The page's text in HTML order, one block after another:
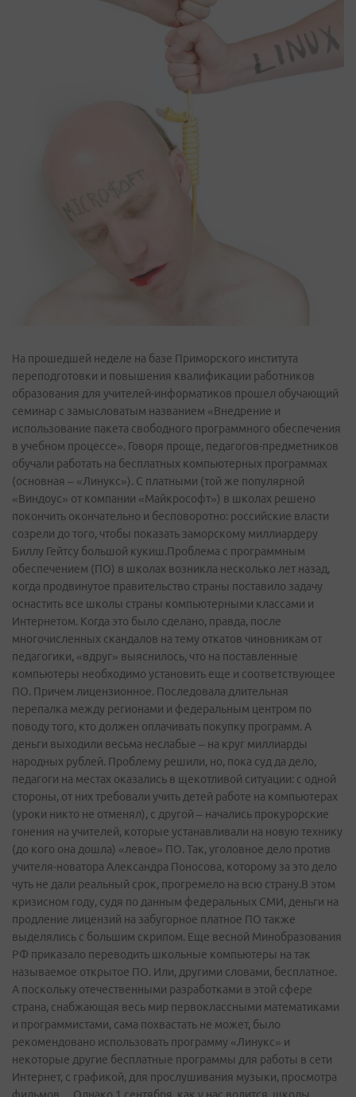
На прошедшей неделе на базе Приморского института
переподготовки и повышения квалификации работников
образования для учителей-информатиков прошел обучающий
семинар с замысловатым названием «Внедрение и
использование пакета свободного программного обеспечения
в учебном процессе». Говоря проще, педагогов-предметников
обучали работать на бесплатных компьютерных программах
(основная – «Линукс»). C платными (той же популярной
«Виндоус» от компании «Майкрософт») в школах решено
покончить окончательно и бесповоротно: российские власти
созрели до того, чтобы показать заморскому миллиардеру
Биллу Гейтсу большой кукиш.Проблема с программным
обеспечением (ПО) в школах возникла несколько лет назад,
когда продвинутое правительство страны поставило задачу
оснастить все школы страны компьютерными классами и
Интернетом. Когда это было сделано, правда, после
многочисленных скандалов на тему откатов чиновникам от
педагогики, «вдруг» выяснилось, что на поставленные
компьютеры необходимо установить еще и соответствующее
ПО. Причем лицензионное. Последовала длительная
перепалка между регионами и федеральным центром по
поводу того, кто должен оплачивать покупку программ. А
деньги выходили весьма неслабые – на круг миллиарды
народных рублей. Проблему решили, но, пока суд да дело,
педагоги на местах оказались в щекотливой ситуации: с одной
стороны, от них требовали учить детей работе на компьютерах
(уроки никто не отменял), с другой – начались прокурорские
гонения на учителей, которые устанавливали на новую технику
(до кого она дошла) «левое» ПО. Так, уголовное дело против
учителя-новатора Александра Поносова, которому за это дело
чуть не дали реальный срок, прогремело на всю страну.В этом
кризисном году, судя по данным федеральных СМИ, деньги на
продление лицензий на забугорное платное ПО также
выделялись с большим скрипом. Еще весной Минобразования
РФ приказало переводить школьные компьютеры на так
называемое открытое ПО. Или, другими словами, бесплатное.
А поскольку отечественными разработками в этой сфере
страна, снабжающая весь мир первоклассными математиками
и программистами, сама похвастать не может, было
рекомендовано использовать программу «Линукс» и
некоторые другие бесплатные программы для работы в сети
Интернет, с графикой, для прослушивания музыки, просмотра